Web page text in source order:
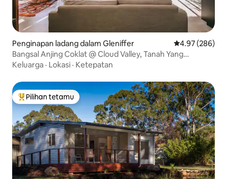
Penginapan ladang dalam Gleniffer Penarafan
4.97 (286)
Bangsal Anjing Coklat @ Cloud Valley, Tanah Yang
Dijanjikan
Keluarga · Lokasi · Ketepatan
Pilihan utama tetamu
Pilihan tetamu